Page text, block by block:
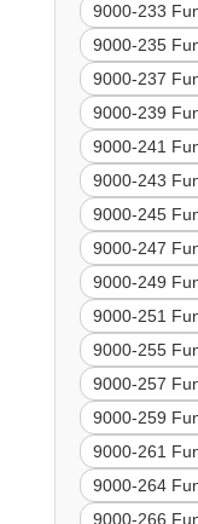
9000-233
9000-235
9000-237
9000-239
9000-241
9000-243
9000-245
9000-247
9000-249
9000-251
9000-255
9000-257
9000-259
9000-261
9000-264
9000-266